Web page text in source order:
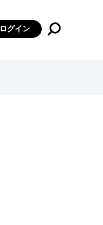
ログイン